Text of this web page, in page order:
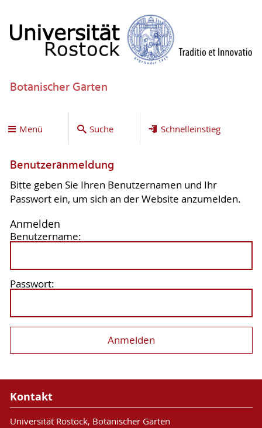
Botanischer Garten
Menü Suche Schnelleinstieg
Benutzeranmeldung
Bitte geben Sie Ihren Benutzernamen und Ihr
Passwort ein, um sich an der Website anzumelden.
Anmelden
Benutzername:
Passwort:
Kontakt
Universität Rostock, Botanischer Garten